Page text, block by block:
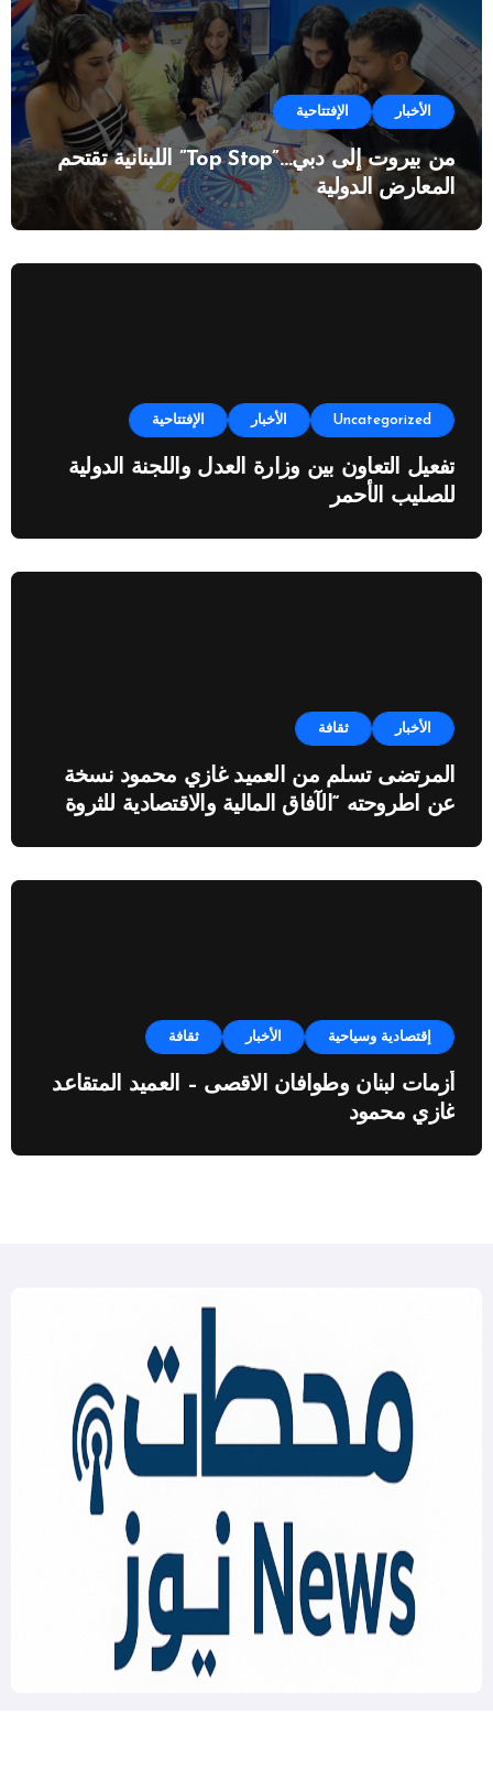
الأخبار الإفتتاحية
من بيروت إلى دبي…”Top Stop” اللبنانية تقتحم
المعارض الدولية
Uncategorized الأخبار الإفتتاحية
تفعيل التعاون بين وزارة العدل واللجنة الدولية
للصليب الأحمر
الأخبار ثقافة
المرتضى تسلم من العميد غازي محمود نسخة
عن اطروحته “الآفاق المالية والاقتصادية للثروة
إقتصادية وسياحية الأخبار ثقافة
أزمات لبنان وطوافان الاقصى – العميد المتقاعد
غازي محمود